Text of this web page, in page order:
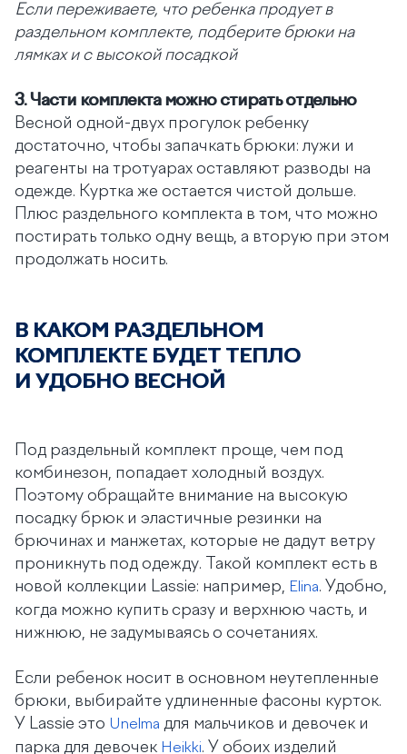
Если переживаете, что ребенка продует в
раздельном комплекте, подберите брюки на
лямках и с высокой посадкой
3.Части комплекта можно стирать отдельно
Весной одной-двух прогулок ребенку
достаточно, чтобы запачкать брюки: лужи и
реагенты на тротуарах оставляют разводы на
одежде. Куртка же остается чистой дольше.
Плюс раздельного комплекта в том, что можно
постирать только одну вещь, а вторую при этом
продолжать носить.
В КАКОМ РАЗДЕЛЬНОМ
КОМПЛЕКТЕ БУДЕТ ТЕПЛО
И УДОБНО ВЕСНОЙ
Под раздельный комплект проще, чем под
комбинезон, попадает холодный воздух.
Поэтому обращайте внимание на высокую
посадку брюк и эластичные резинки на
брючинах и манжетах, которые не дадут ветру
проникнуть под одежду. Такой комплект есть в
новой коллекции Lassie: например, Elina. Удобно,
когда можно купить сразу и верхнюю часть, и
нижнюю, не задумываясь о сочетаниях.
Если ребенок носит в основном неутепленные
брюки, выбирайте удлиненные фасоны курток.
У Lassie это Unelma для мальчиков и девочек и
парка для девочек Heikki. У обоих изделий